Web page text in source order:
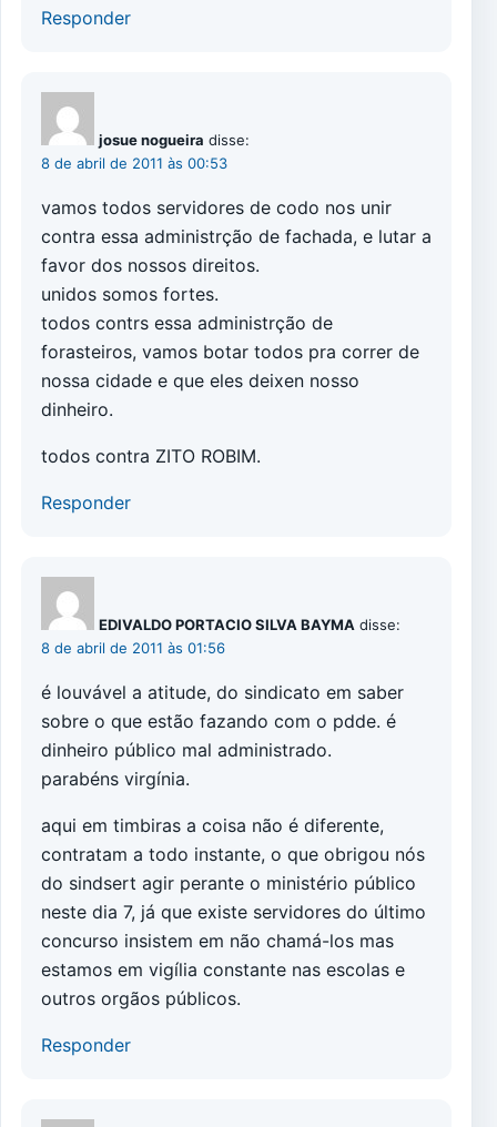
Responder
josue nogueira disse:
8 de abril de 2011 às 00:53
vamos todos servidores de codo nos unir
contra essa administrção de fachada, e lutar a
favor dos nossos direitos.
unidos somos fortes.
todos contrs essa administrção de
forasteiros, vamos botar todos pra correr de
nossa cidade e que eles deixen nosso
dinheiro.
todos contra ZITO ROBIM.
Responder
EDIVALDO PORTACIO SILVA BAYMA disse:
8 de abril de 2011 às 01:56
é louvável a atitude, do sindicato em saber
sobre o que estão fazando com o pdde. é
dinheiro público mal administrado.
parabéns virgínia.
aqui em timbiras a coisa não é diferente,
contratam a todo instante, o que obrigou nós
do sindsert agir perante o ministério público
neste dia 7, já que existe servidores do último
concurso insistem em não chamá-los mas
estamos em vigília constante nas escolas e
outros orgãos públicos.
Responder